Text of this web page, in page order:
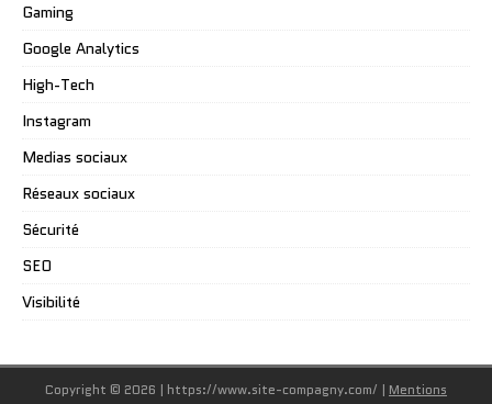
Gaming
Google Analytics
High-Tech
Instagram
Medias sociaux
Réseaux sociaux
Sécurité
SEO
Visibilité
Copyright © 2026 | https://www.site-compagny.com/ | Mentions